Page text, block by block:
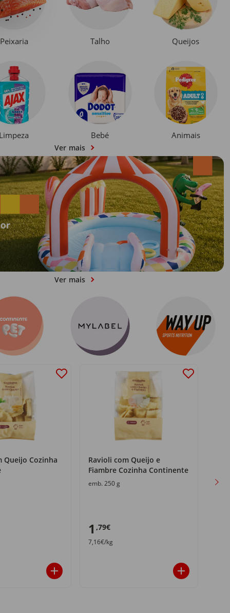
Peixaria Talho Queijos
Limpeza Bebé Animais
Ver mais
Ver mais
Queijo Cozinha
Ravioli com Queijo e
Fiambre Cozinha Continente
emb. 250 g
1 ,79€
7,16€/kg